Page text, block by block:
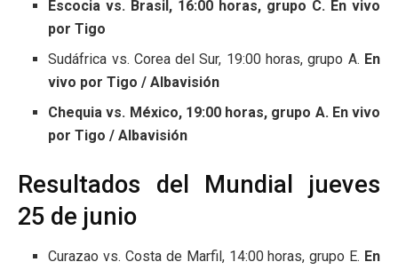
Escocia vs. Brasil, 16:00 horas, grupo C. En vivo
por Tigo
Sudáfrica vs. Corea del Sur, 19:00 horas, grupo A. En
vivo por Tigo / Albavisión
Chequia vs. México, 19:00 horas, grupo A. En vivo
por Tigo / Albavisión
Resultados del Mundial jueves
25 de junio
Curazao vs. Costa de Marfil, 14:00 horas, grupo E. En